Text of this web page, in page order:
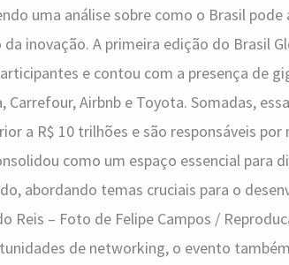
uma análise sobre como o Brasil
da inovação. A primeira edição do Brasil
e contou com a presença de
Carrefour, Airbnb e Toyota. Somadas,
a R$ 10 trilhões e são responsáveis
como um espaço essencial para
abordando temas cruciais para o
Reis – Foto de Felipe Campos /
de networking, o evento